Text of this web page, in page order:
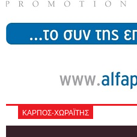
ΚΑΡΠΟΣ-ΧΩΡΑΪΤΗΣ